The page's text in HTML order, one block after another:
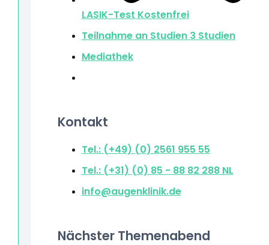
LASIK-Test Kostenfrei
Teilnahme an Studien 3 Studien
Mediathek
Kontakt
Tel.: (+49) (0) 2561 955 55
Tel.: (+31) (0) 85 - 88 82 288 NL
info@augenklinik.de
Nächster Themenabend